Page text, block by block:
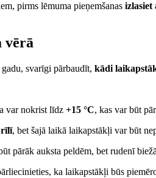
pirms lēmuma pieņemšanas izlasiet
vērā
svarīgi pārbaudīt, kādi
var nokrist līdz +15 °C, kas var būt
, bet šajā laikā laikapstākļi var būt
pārāk auksta peldēm, bet rudenī
ka laikapstākļi būs